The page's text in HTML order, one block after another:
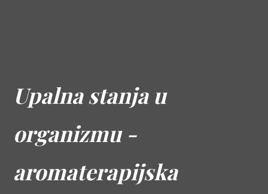
Upalna stanja u
organizmu -
aromaterapijska